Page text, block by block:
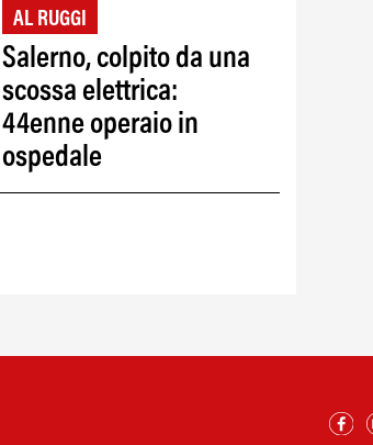
AL RUGGI
Salerno, colpito da una
scossa elettrica:
44enne operaio in
ospedale